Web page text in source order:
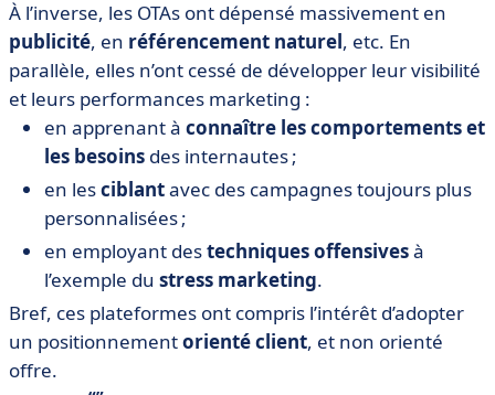
À l’inverse, les OTAs ont dépensé massivement en
publicité, en référencement naturel, etc. En
parallèle, elles n’ont cessé de développer leur visibilité
et leurs performances marketing :
en apprenant à connaître les comportements et
les besoins des internautes ;
en lesciblantavec des campagnes toujours plus
personnalisées ;
en employant destechniques offensivesà
l’exemple du stress marketing.
Bref, ces plateformes ont compris l’intérêt d’adopter
un positionnementorienté client, et non orienté
offre.